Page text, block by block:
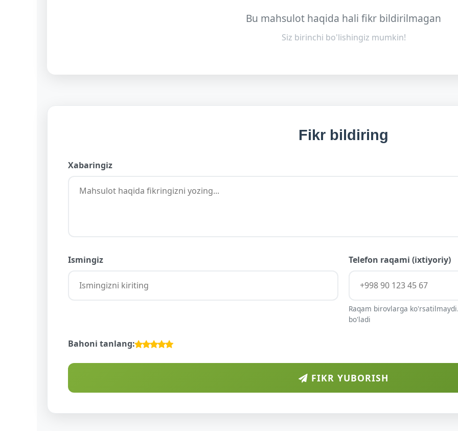
Bu mahsulot haqida hali fikr bildirilmagan
Siz birinchi bo'lishingiz mumkin!
Fikr bildiring
Xabaringiz
Ismingiz Telefon raqami (ixtiyoriy)
Raqam birovlarga
bo'ladi
Bahoni tanlang:
FIKR YUBORISH